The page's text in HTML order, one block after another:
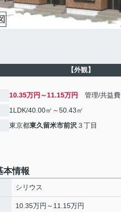
【外観】
10.35万円～11.15万円 管理/共益費
1LDK/40.00㎡～50.43㎡
東京都東久留米市前沢 ３丁目
本情報
シリウス
10.35万円～11.15万円